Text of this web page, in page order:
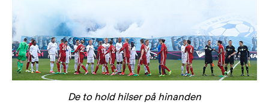
De to hold hilser på hinanden